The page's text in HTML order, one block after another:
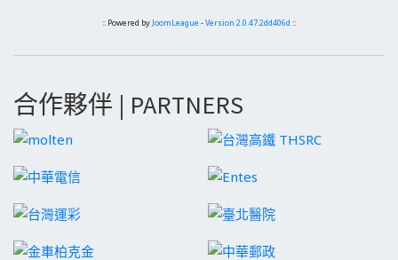
:: Powered by JoomLeague -Version 2.0.47.2dd406d ::
合作夥伴 | PARTNERS